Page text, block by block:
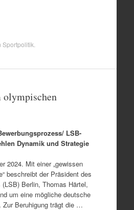
Sportpolitik
LSB-
Dynamik und Strategie
2024. Mit einer „gewissen
beschreibt der Präsident des
(LSB) Berlin, Thomas Härtel,
um eine mögliche deutsche
Zur Beruhigung trägt die …